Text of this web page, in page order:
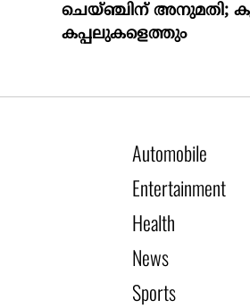
ചെയ്ഞ്ചിന് അനുമതി;
കപ്പലുകളെത്തും
Automobile
Entertainment
Health
News
Sports